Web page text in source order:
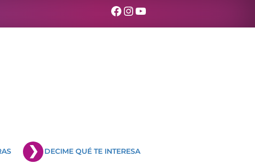
Facebook
Instagram
YouTube
DECIME QUÉ TE INTERESA